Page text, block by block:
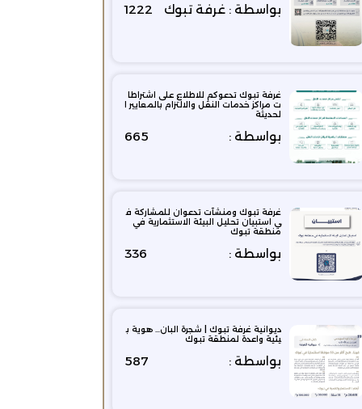
بواسطة : غرفة تبوك 1222
غرفة تبوك تدعوكم للاطلاع على اشتراطا
ت مراكز خدمات النقل والالتزام بالمعايير ا
لحديثة
بواسطة : 665
غرفة تبوك ومنشآت تدعوان للمشاركة ف
ي استبيان تحليل البيئة الاستثمارية في
منطقة تبوك
بواسطة : 336
ديوانية غرفة تبوك | شجرة البان… هوية ب
يئية واعدة لمنطقة تبوك
بواسطة : 587